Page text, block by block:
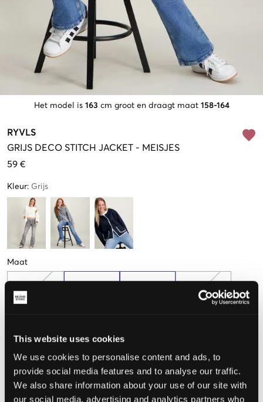
This website uses cookies
We use cookies to personalise content and ads, to
provide social media features and to analyse our traffic.
We also share information about your use of our site with
our social media, advertising and analytics partners who
Het model is 163 cm groot en draagt maat 158-164
RYVLS
GRIJS DECO STITCH JACKET - MEISJES
59 €
Kleur: Grijs
Maat
170-176 cm
Te klein Perfect Te groot
MAATTABEL